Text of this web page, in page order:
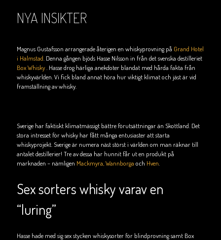
NYA INSIKTER
Magnus Gustafsson arrangerade återigen en whiskyprovning på Grand Hotel
i Halmstad . Denna gången bjöds Hasse Nilsson in från det svenska destilleriet
Box Whisky . Hasse drog härliga anekdoter blandat med hårda fakta från
whiskyvärlden. Vi fick bland annat höra hur viktigt klimat och jäst är vid
framställning av whisky.
Sverige har faktiskt klimatmässigt bättre förutsättningar än Skottland. Det
stora intresset för whisky har fått många entusiaster att starta
whiskyprojekt. Sverige är numera näst störst i världen om man räknar till
antalet destillerier! Tre av dessa har hunnit får ut en produkt på
marknaden – nämligen Mackmyra, Wannborga och Hven
Sex sorters whisky varav en
“luring”
Hasse hade med sig sex stycken whiskysorter för blindprovning samt Box